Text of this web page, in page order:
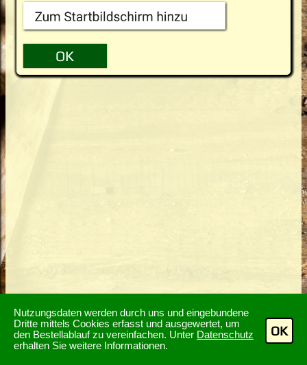
Nutzungsdaten werden durch uns und eingebundene
Dritte mittels Cookies erfasst und ausgewertet, um
den Bestellablauf zu vereinfachen. Unter Datenschutz
erhalten Sie weitere Informationen.
OK